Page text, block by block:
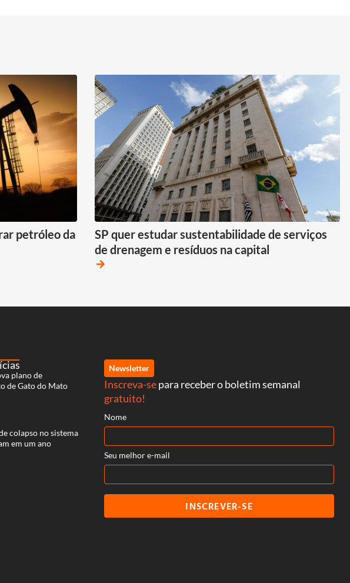
petróleo da
SP quer estudar sustentabilidade de serviços
de drenagem e resíduos na capital
arrow_forward
plano de
de Gato do Mato
colapso no sistema
em um ano
Newsletter
Inscreva-separa receber o boletim semanal
gratuito!
Nome
Seu melhor e-mail
INSCREVER-SE